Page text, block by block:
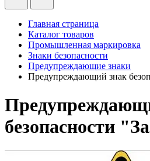
Главная страница
Каталог товаров
Промышленная маркировка
Знаки безопасности
Предупреждающие знаки
Предупреждающий знак
безопасности